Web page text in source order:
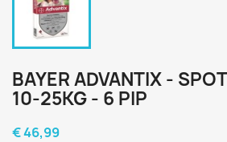
BAYER ADVANTIX -
10-25KG - 6 PIP
€ 46,99